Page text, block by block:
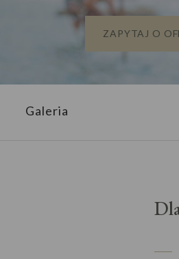
ZAPYTAJ O
Galeria